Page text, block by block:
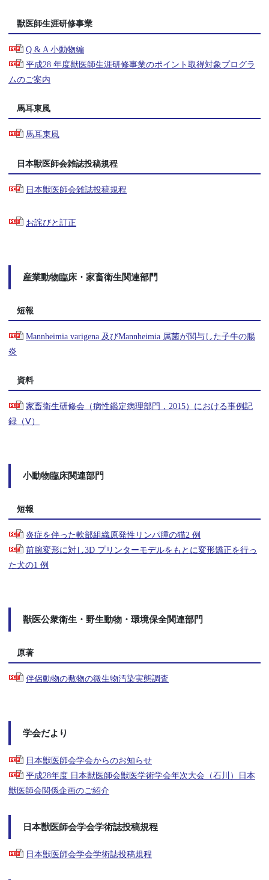
獣医師生涯研修事業
Q & A 小動物編
平成28 年度獣医師生涯研修事業のポイント取得対象プログラ
ムのご案内
馬耳東風
馬耳東風
日本獣医師会雑誌投稿規程
日本獣医師会雑誌投稿規程
お詫びと訂正
産業動物臨床・家畜衛生関連部門
短報
Mannheimia varigena 及びMannheimia 属菌が関与した子牛の腸
炎
資料
家畜衛生研修会（病性鑑定病理部門，2015）における事例記
録（Ⅴ）
小動物臨床関連部門
短報
炎症を伴った軟部組織原発性リンパ腫の猫2 例
前腕変形に対し3D プリンターモデルをもとに変形矯正を行っ
た犬の1 例
獣医公衆衛生・野生動物・環境保全関連部門
原著
伴侶動物の敷物の微生物汚染実態調査
学会だより
日本獣医師会学会からのお知らせ
平成28年度 日本獣医師会獣医学術学会年次大会（石川）日本
獣医師会関係企画のご紹介
日本獣医師会学会学術誌投稿規程
日本獣医師会学会学術誌投稿規程